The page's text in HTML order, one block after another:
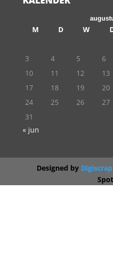
M D W
3
4 5 6
10
11 12 13
17
18 19 20
24
25 26 27
31
« jun
Designed by Digiscrap